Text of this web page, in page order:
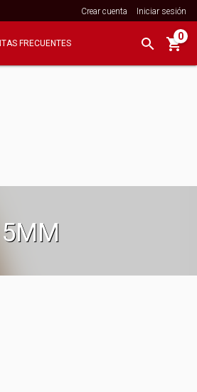
Crear cuenta Iniciar sesión
FRECUENTES
0